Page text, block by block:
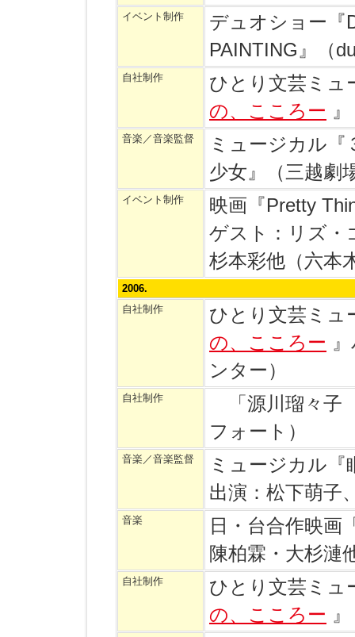
イベント制作
デュオショー『
PAINTING』（
自社制作
ひとり文芸ミュ
の、こころー
音楽／音楽監督
ミュージカル
少女』（三越劇
イベント制作
映画『Pretty
ゲスト：リズ・
杉本彩他（六本
2006.
自社制作
ひとり文芸ミュ
の、こころー
ンター）
自社制作
「源川瑠々子
フォート）
音楽／音楽監督
ミュージカル
出演：松下萌子
音楽
日・台合作映画
陳柏霖・大杉漣
自社制作
ひとり文芸ミュ
の、こころー